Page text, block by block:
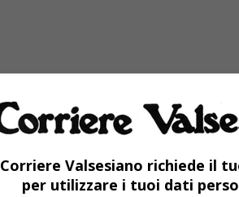
Corriere Valsesiano richiede il
per utilizzare i tuoi dati